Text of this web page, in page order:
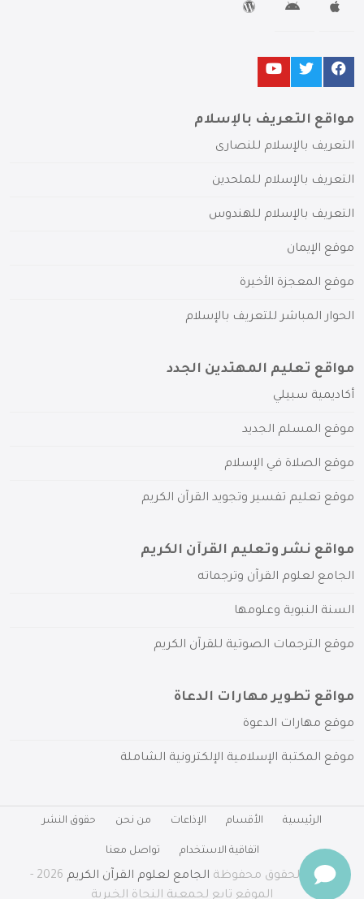
مواقع التعريف بالإسلام
التعريف بالإسلام للنصارى
التعريف بالإسلام للملحدين
التعريف بالإسلام للهندوس
موقع الإيمان
موقع المعجزة الأخيرة
الحوار المباشر للتعريف بالإسلام
مواقع تعليم المهتدين الجدد
أكاديمية سبيلي
موقع المسلم الجديد
موقع الصلاة في الإسلام
موقع تعليم تفسير وتجويد القرآن الكريم
مواقع نشر وتعليم القرآن الكريم
الجامع لعلوم القرآن وترجماته
السنة النبوية وعلومها
موقع الترجمات الصوتية للقرآن الكريم
مواقع تطوير مهارات الدعاة
موقع مهارات الدعوة
موقع المكتبة الإسلامية الإلكترونية الشاملة
الرئيسية الأقسام الإذاعات من نحن حقوق النشر
اتفاقية الاستخدام تواصل معنا
جميع الحقوق محفوظة الجامع لعلوم القرآن الكريم
2026 -
الموقع تابع لجمعية النجاة الخيرية